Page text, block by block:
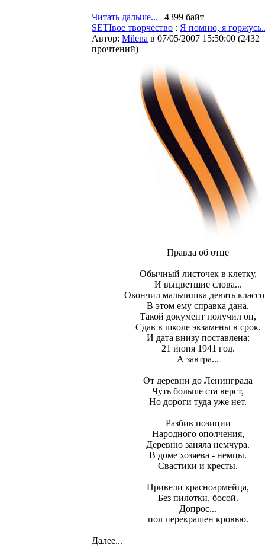
Читать дальше... | 4399 байт
SETIвое творчество : Я помню, я
Автор: Milena в 07/05/2007 15:50:00 (2432
прочтений)
Правда об отце
Обычный листочек в клетку,
И выцветшие слова...
Окончил мальчишка девять
В этом ему справка дана.
Такой документ получил он,
Сдав в школе экзамены в срок.
И дата внизу поставлена:
21 июня 1941 год.
А завтра...
От деревни до Ленинграда
Чуть больше ста верст,
Но дороги туда уже нет.
Разбив позиции
Народного ополчения,
Деревню заняла немчура.
В доме хозяева - немцы.
Свастики и кресты.
Привели красноармейца,
Без пилотки, босой.
Допрос...
пол перекрашен кровью.
Далее...